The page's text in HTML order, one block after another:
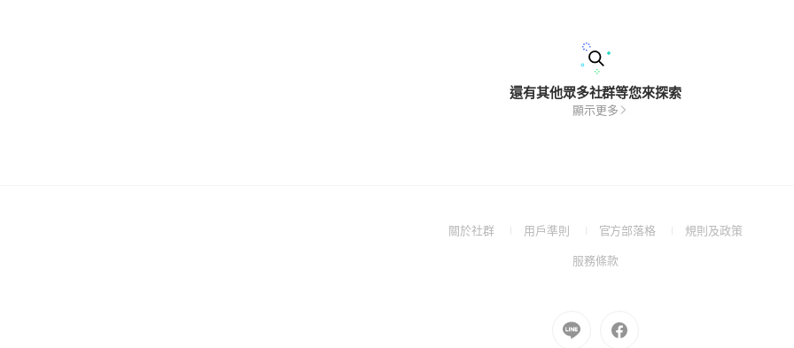
還有其他眾多社群等您來探索
顯示更多
關於社群
(Open用戶準則
(Open
a
官方部落格
(Open規則及政策(Open
服務條款(Open
window)
Go
to
Go
to